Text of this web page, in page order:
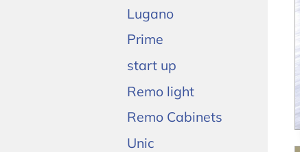
Lugano
Prime
start up
Remo light
Remo Cabinets
Unic